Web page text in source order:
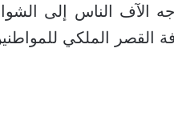
الآف الناس إلى
القصر الملكي